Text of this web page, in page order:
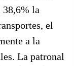
38,6% la
el
a la
La patronal